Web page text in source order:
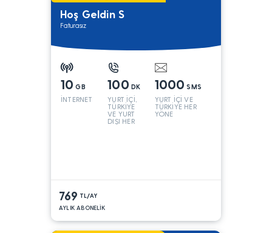
Hoş Geldin S
Faturasız
10 GB
İNTERNET
100 DK
YURT İÇİ,
TÜRKİYE
VE YURT
DIŞI HER
1000 SMS
YURT İÇİ VE
TÜRKİYE HER
YÖNE
769 TL/AY
AYLIK ABONELİK